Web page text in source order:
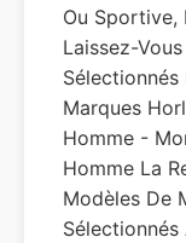
Ou Sportive,
Laissez-
Sélectionnés
Marques
Homme -
Homme La
Modèles De